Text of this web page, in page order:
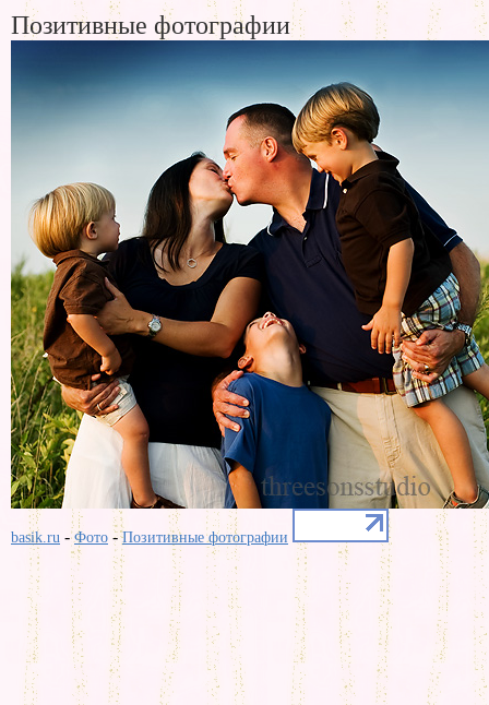
Позитивные фотографии
basik.ru -Фото -Позитивные фотографии